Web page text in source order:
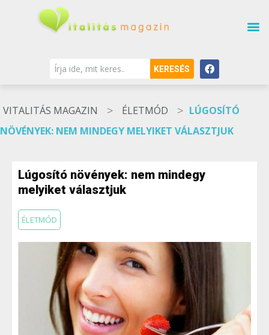
KERESÉS
VITALITÁS MAGAZIN > ÉLETMÓD > LÚGOSÍTÓ
NÖVÉNYEK: NEM MINDEGY MELYIKET VÁLASZTJUK
Lúgosító növények: nem mindegy
melyiket választjuk
ÉLETMÓD